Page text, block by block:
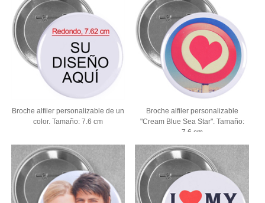
Broche alfiler personalizable de un
color. Tamaño: 7.6 cm
Broche alfiler personalizable
"Cream Blue Sea Star". Tamaño:
7.6 cm